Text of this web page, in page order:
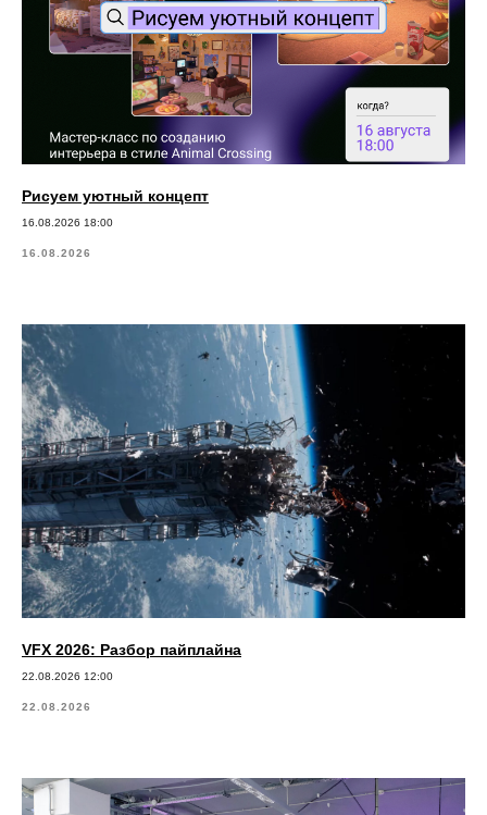
Рисуем уютный концепт
16.08.2026 18:00
16.08.2026
VFX 2026: Разбор пайплайна
22.08.2026 12:00
22.08.2026